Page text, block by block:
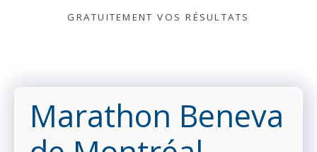
GRATUITEMENT VOS RÉSULTATS
Marathon Beneva